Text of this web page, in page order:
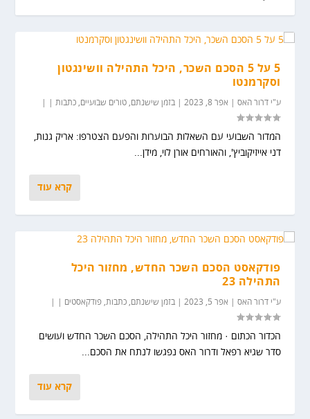
פודקאסט הסכם השכר החדש, מחזור היכל
התהילה 23...
5 על 5 הסכם השכר, היכל התהילה וושינגטון
וסקרמנטו
ע"ידרור האס אפר 8, 2023 |בזמן שישנתם,טורים שבועיים,כתבות
המדור השבועי עם השאלות הבוערות והפעם הצטרפו: אריק גנות,
דני אייזיקוביץ', והאורחים אורן לוי, מידן...
קרא עוד
פודקאסט הסכם השכר החדש, מחזור היכל
התהילה 23
ע"ידרור האס אפר 5, 2023 |בזמן שישנתם,כתבות,פודקאסטים
הכדור הכתום · מחזור היכל התהילה, הסכם השכר החדש ועושים
סדר שגיא רפאל ודרור האס נפגשו לנתח את הסכם...
קרא עוד